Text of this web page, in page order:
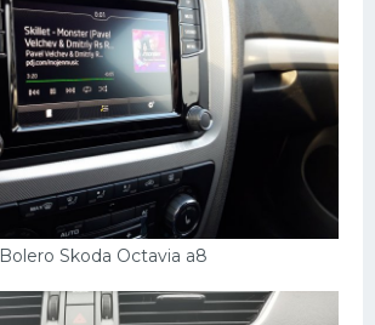
Bolero Skoda Octavia a8